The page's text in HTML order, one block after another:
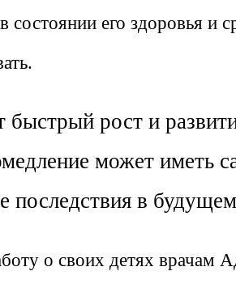
состоянии его здоровья и
быстрый рост и
может иметь
последствия в
о своих детях врачам